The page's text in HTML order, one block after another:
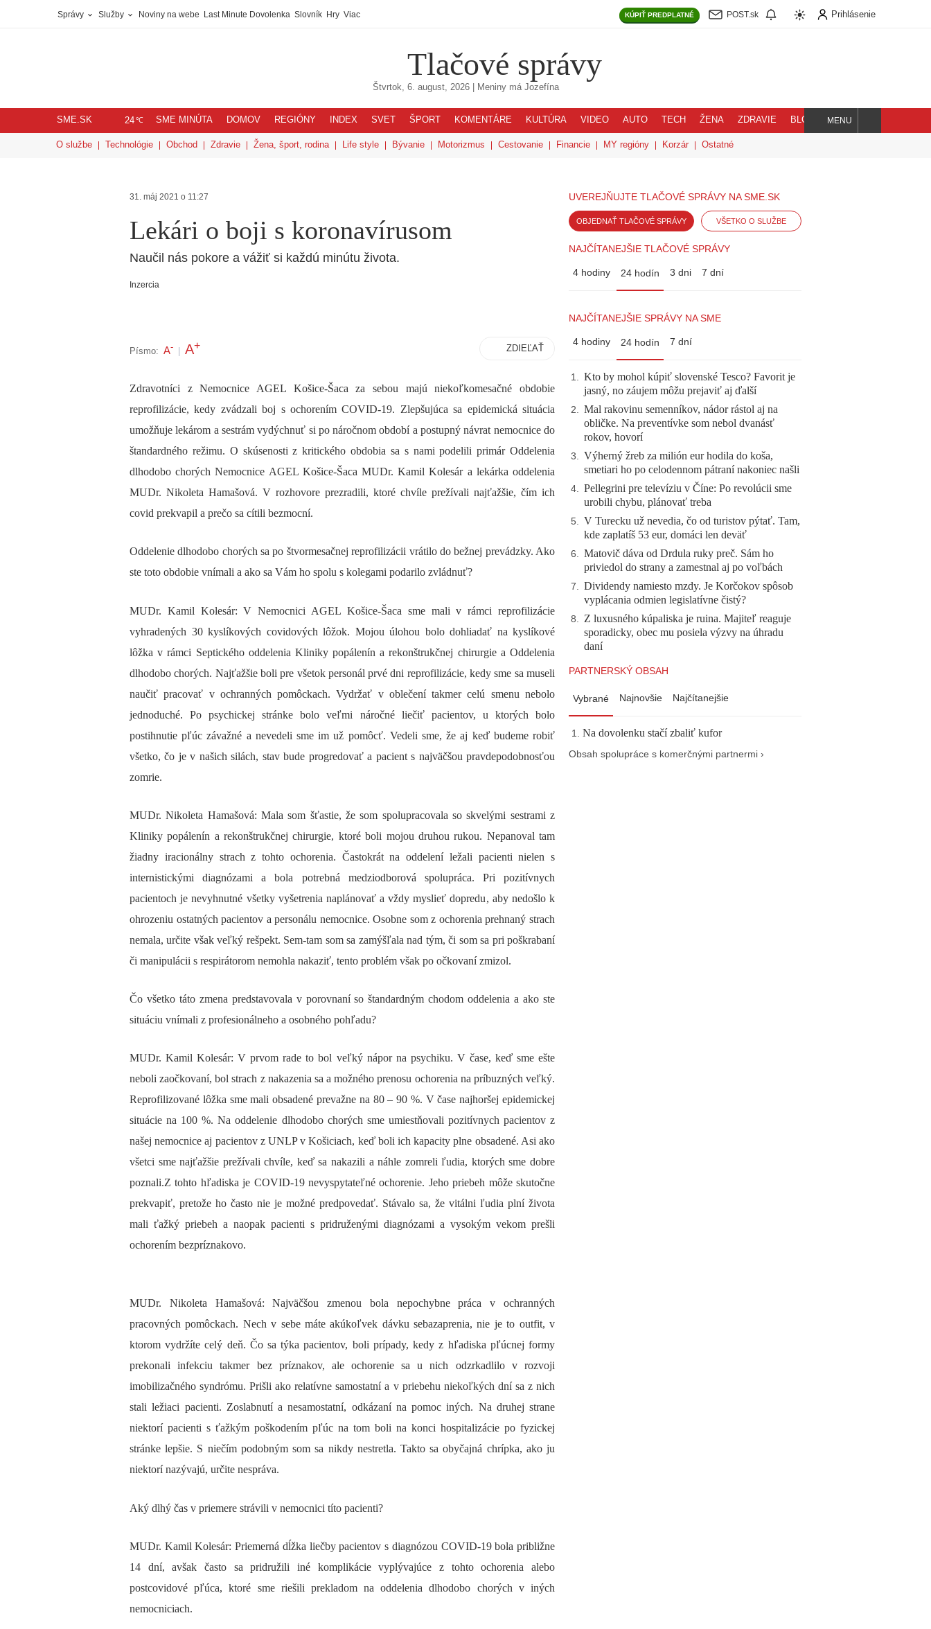
Správy Služby Noviny na webe Last Minute Dovolenka Slovník Hry Viac KÚPIŤ PREDPLATNÉ POST.sk Prihlásenie
Tlačové správy
Štvrtok, 6. august, 2026| Meniny má Jozefína
SME.SK 24℃ SME MINÚTA DOMOV REGIÓNY INDEX SVET ŠPORT KOMENTÁRE KULTÚRA VIDEO AUTO TECH ŽENA ZDRAVIE BLOG
Hľadaj
MENU
O službe Technológie Obchod Zdravie Žena, šport, rodina Life style Bývanie Motorizmus Cestovanie Financie MY regióny Korzár Ostatné
31. máj 2021 o 11:27
Lekári o boji s koronavírusom
Naučil nás pokore a vážiť si každú minútu života.
Inzercia
Písmo: A- A+ ZDIEĽAŤ
Zdravotníci z Nemocnice AGEL Košice-Šaca za sebou majú niekoľkomesačné obdobie
reprofilizácie, kedy zvádzali boj s ochorením COVID-19. Zlepšujúca sa epidemická situácia
umožňuje lekárom a sestrám vydýchnuť si po náročnom období a postupný návrat nemocnice do
štandardného režimu. O skúsenosti z kritického obdobia sa s nami podelili primár Oddelenia
dlhodobo chorých Nemocnice AGEL Košice-Šaca MUDr. Kamil Kolesár a lekárka oddelenia
MUDr. Nikoleta Hamašová. V rozhovore prezradili, ktoré chvíle prežívali najťažšie, čím ich
covid prekvapil a prečo sa cítili bezmocní.
Oddelenie dlhodobo chorých sa po štvormesačnej reprofilizácii vrátilo do bežnej prevádzky. Ako
ste toto obdobie vnímali a ako sa Vám ho spolu s kolegami podarilo zvládnuť?
MUDr. Kamil Kolesár: V Nemocnici AGEL Košice-Šaca sme mali v rámci reprofilizácie
vyhradených 30 kyslíkových covidových lôžok. Mojou úlohou bolo dohliadať na kyslíkové
lôžka v rámci Septického oddelenia Kliniky popálenín a rekonštrukčnej chirurgie a Oddelenia
dlhodobo chorých. Najťažšie boli pre všetok personál prvé dni reprofilizácie, kedy sme sa museli
naučiť pracovať v ochranných pomôckach. Vydržať v oblečení takmer celú smenu nebolo
jednoduché. Po psychickej stránke bolo veľmi náročné liečiť pacientov, u ktorých bolo
postihnutie pľúc závažné a nevedeli sme im už pomôcť. Vedeli sme, že aj keď budeme robiť
všetko, čo je v našich silách, stav bude progredovať a pacient s najväčšou pravdepodobnosťou
zomrie.
MUDr. Nikoleta Hamašová: Mala som šťastie, že som spolupracovala so skvelými sestrami z
Kliniky popálenín a rekonštrukčnej chirurgie, ktoré boli mojou druhou rukou. Nepanoval tam
žiadny iracionálny strach z tohto ochorenia. Častokrát na oddelení ležali pacienti nielen s
internistickými diagnózami a bola potrebná medziodborová spolupráca. Pri pozitívnych
pacientoch je nevyhnutné všetky vyšetrenia naplánovať a vždy myslieť dopredu, aby nedošlo k
ohrozeniu ostatných pacientov a personálu nemocnice. Osobne som z ochorenia prehnaný strach
nemala, určite však veľký rešpekt. Sem-tam som sa zamýšľala nad tým, či som sa pri poškrabaní
či manipulácii s respirátorom nemohla nakaziť, tento problém však po očkovaní zmizol.
Čo všetko táto zmena predstavovala v porovnaní so štandardným chodom oddelenia a ako ste
situáciu vnímali z profesionálneho a osobného pohľadu?
MUDr. Kamil Kolesár: V prvom rade to bol veľký nápor na psychiku. V čase, keď sme ešte
neboli zaočkovaní, bol strach z nakazenia sa a možného prenosu ochorenia na príbuzných veľký.
Reprofilizované lôžka sme mali obsadené prevažne na 80 – 90 %. V čase najhoršej epidemickej
situácie na 100 %. Na oddelenie dlhodobo chorých sme umiestňovali pozitívnych pacientov z
našej nemocnice aj pacientov z UNLP v Košiciach, keď boli ich kapacity plne obsadené. Asi ako
všetci sme najťažšie prežívali chvíle, keď sa nakazili a náhle zomreli ľudia, ktorých sme dobre
poznali.Z tohto hľadiska je COVID-19 nevyspytateľné ochorenie. Jeho priebeh môže skutočne
prekvapiť, pretože ho často nie je možné predpovedať. Stávalo sa, že vitálni ľudia plní života
mali ťažký priebeh a naopak pacienti s pridruženými diagnózami a vysokým vekom prešli
ochorením bezpríznakovo.
MUDr. Nikoleta Hamašová: Najväčšou zmenou bola nepochybne práca v ochranných
pracovných pomôckach. Nech v sebe máte akúkoľvek dávku sebazaprenia, nie je to outfit, v
ktorom vydržíte celý deň. Čo sa týka pacientov, boli prípady, kedy z hľadiska pľúcnej formy
prekonali infekciu takmer bez príznakov, ale ochorenie sa u nich odzrkadlilo v rozvoji
imobilizačného syndrómu. Prišli ako relatívne samostatní a v priebehu niekoľkých dní sa z nich
stali ležiaci pacienti. Zoslabnutí a nesamostatní, odkázaní na pomoc iných. Na druhej strane
niektorí pacienti s ťažkým poškodením pľúc na tom boli na konci hospitalizácie po fyzickej
stránke lepšie. S niečím podobným som sa nikdy nestretla. Takto sa obyčajná chrípka, ako ju
niektorí nazývajú, určite nespráva.
Aký dlhý čas v priemere strávili v nemocnici títo pacienti?
MUDr. Kamil Kolesár: Priemerná dĺžka liečby pacientov s diagnózou COVID-19 bola približne
14 dní, avšak často sa pridružili iné komplikácie vyplývajúce z tohto ochorenia alebo
postcovidové pľúca, ktoré sme riešili prekladom na oddelenia dlhodobo chorých v iných
nemocniciach.
UVEREJŇUJTE TLAČOVÉ SPRÁVY NA SME.SK
OBJEDNAŤ TLAČOVÉ SPRÁVY VŠETKO O SLUŽBE
NAJČÍTANEJŠIE TLAČOVÉ SPRÁVY
4 hodiny 24 hodín 3 dni 7 dní
NAJČÍTANEJŠIE SPRÁVY NA SME
4 hodiny 24 hodín 7 dní
1. Kto by mohol kúpiť slovenské Tesco? Favorit je
jasný, no záujem môžu prejaviť aj ďalší
2. Mal rakovinu semenníkov, nádor rástol aj na
obličke. Na preventívke som nebol dvanásť
rokov, hovorí
3. Výherný žreb za milión eur hodila do koša,
smetiari ho po celodennom pátraní nakoniec našli
4. Pellegrini pre televíziu v Číne: Po revolúcii sme
urobili chybu, plánovať treba
5. V Turecku už nevedia, čo od turistov pýtať. Tam,
kde zaplatíš 53 eur, domáci len deväť
6. Matovič dáva od Drdula ruky preč. Sám ho
priviedol do strany a zamestnal aj po voľbách
7. Dividendy namiesto mzdy. Je Korčokov spôsob
vyplácania odmien legislatívne čistý?
8. Z luxusného kúpaliska je ruina. Majiteľ reaguje
sporadicky, obec mu posiela výzvy na úhradu
daní
PARTNERSKÝ OBSAH
Vybrané Najnovšie Najčítanejšie
Na dovolenku stačí zbaliť kufor
Obsah spolupráce s komerčnými partnermi ›